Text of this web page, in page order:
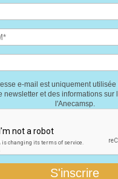
e-mail est uniquement
newsletter et des informations sur
l'Anecamsp.